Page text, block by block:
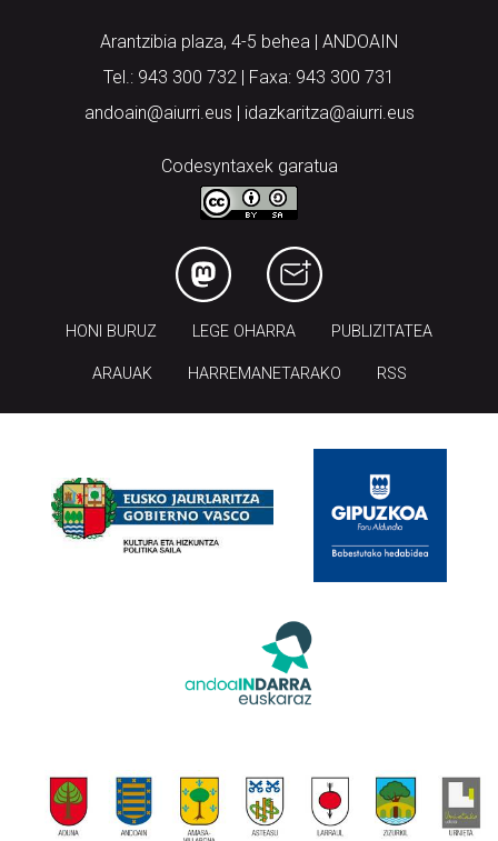
Arantzibia plaza, 4-5 behea | ANDOAIN
Tel.: 943 300 732 | Faxa: 943 300 731
andoain@aiurri.eus | idazkaritza@aiurri.eus
Codesyntaxek garatua
HONI BURUZ LEGE OHARRA PUBLIZITATEA
ARAUAK HARREMANETARAKO RSS